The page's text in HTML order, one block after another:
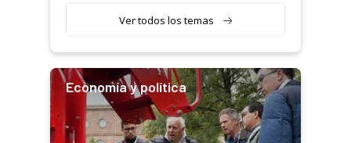
Ver todos los temas
Economía y política